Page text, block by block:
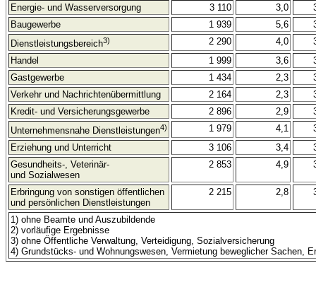
Energie- und Wasserversorgung
3 110 3,0
Baugewerbe
1 939 5,6
Dienstleistungsbereich3) 2 290 4,0
Handel
1 999 3,6
Gastgewerbe
1 434 2,3
Verkehr und Nachrichtenübermittlung
2 164 2,3
Kredit- und Versicherungsgewerbe
2 896 2,9
Unternehmensnahe Dienstleistungen4) 1 979 4,1
Erziehung und Unterricht
3 106 3,4
Gesundheits-, Veterinär-
und Sozialwesen
2 853 4,9
Erbringung von sonstigen öffentlichen
und persönlichen Dienstleistungen
2 215 2,8
1) ohne Beamte und Auszubildende
2) vorläufige Ergebnisse
3) ohne Öffentliche Verwaltung, Verteidigung, Sozialversicherung
4) Grundstücks- und Wohnungswesen, Vermietung beweglicher Sachen,